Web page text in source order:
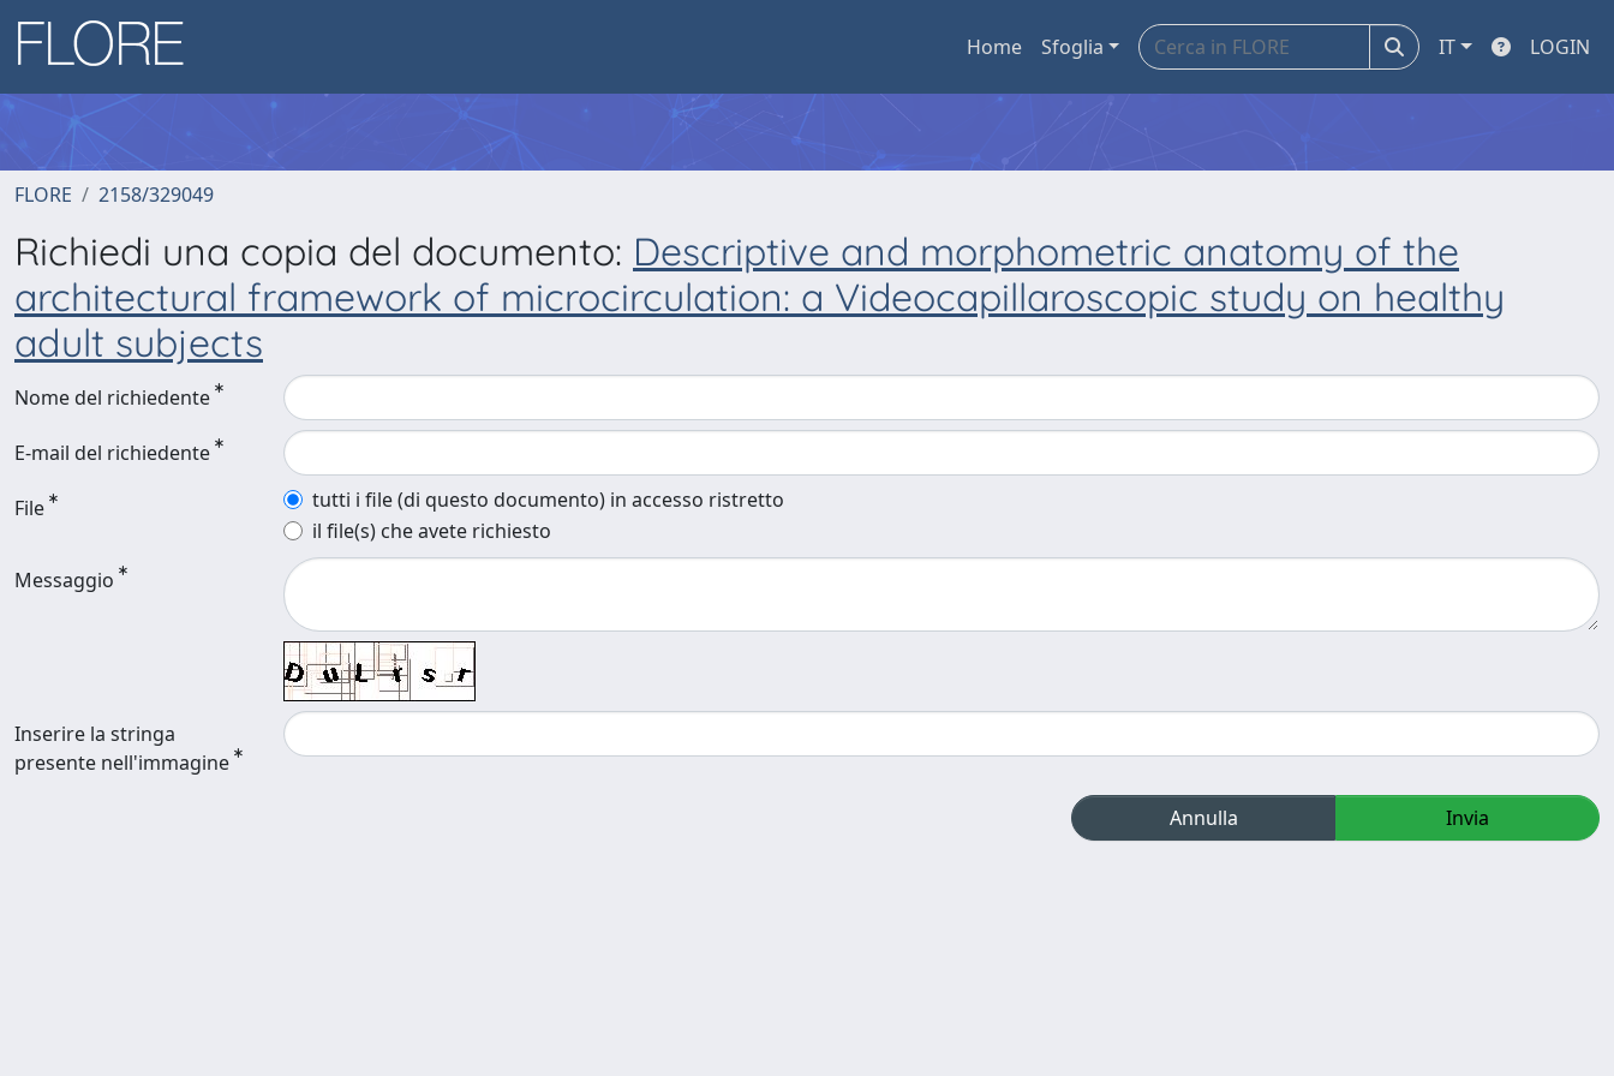
Home Sfoglia IT LOGIN
FLORE 2158/329049
Richiedi una copia del documento: Descriptive and morphometric anatomy of the
architectural framework of microcirculation: a Videocapillaroscopic study on healthy
adult subjects
Nome del richiedente
E-mail del richiedente
File
tutti i file (di questo documento) in accesso ristretto
il file(s) che avete richiesto
Messaggio
Inserire la stringa
presente nell'immagine
Annulla Invia